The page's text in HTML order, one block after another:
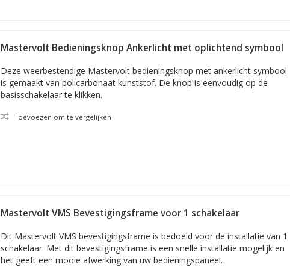
Mastervolt Bedieningsknop Ankerlicht met oplichtend symbool
Deze weerbestendige Mastervolt bedieningsknop met ankerlicht symbool
is gemaakt van policarbonaat kunststof. De knop is eenvoudig op de
basisschakelaar te klikken.
Toevoegen om te vergelijken
Mastervolt VMS Bevestigingsframe voor 1 schakelaar
Dit Mastervolt VMS bevestigingsframe is bedoeld voor de installatie van 1
schakelaar. Met dit bevestigingsframe is een snelle installatie mogelijk en
het geeft een mooie afwerking van uw bedieningspaneel.